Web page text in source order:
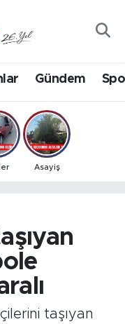
Gündem
Asayiş
taşıyan